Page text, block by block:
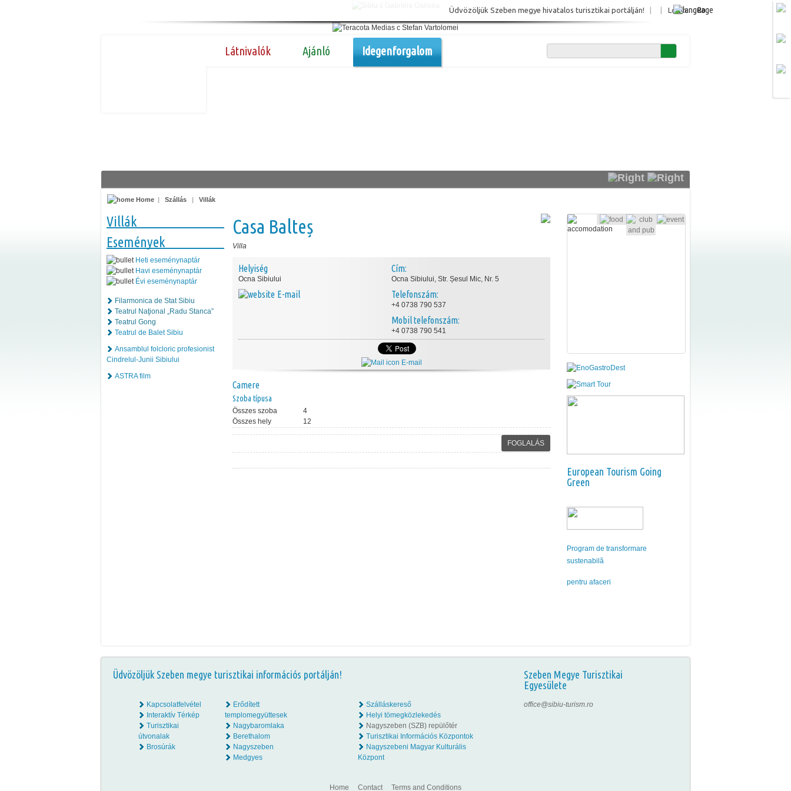
Login Ro
Üdvözöljük Szeben megye hivatalos turisztikai portálján!
Látnivalók Ajánló Idegenforgalom
Home | Szállás | Villák
Villák
Események
Heti eseménynaptár
Havi eseménynaptár
Évi eseménynaptár
Filarmonica de Stat Sibiu
Teatrul Naţional „Radu Stanca”
Teatrul Gong
Teatrul de Balet Sibiu
Ansamblul folcloric profesionist
Cindrelul-Junii Sibiului
ASTRA film
Casa Balteș
Villa
Helyiség
Ocna Sibiului
E-mail
Cím:
Ocna Sibiului, Str. Șesul Mic, Nr. 5
Telefonszám:
+4 0738 790 537
Mobil telefonszám:
+4 0738 790 541
E-mail
Camere
Szoba típusa
Összes szoba
4
Összes hely
12
FOGLALÁS
European Tourism Going
Green
Program de transformare
sustenabilă
pentru afaceri
Üdvözöljük Szeben megye turisztikai információs portálján!
Szeben Megye Turisztikai
Egyesülete
Kapcsolatfelvétel
Interaktív Térkép
Turisztikai
útvonalak
Brosúrák
Erődített
templomegyüttesek
Nagybaromlaka
Berethalom
Nagyszeben
Medgyes
Szálláskereső
Helyi tömegközlekedés
Nagyszeben (SZB) repülőtér
Turisztikai Információs Központok
Nagyszebeni Magyar Kulturális
Központ
office@sibiu-turism.ro
Home Contact Terms and Conditions